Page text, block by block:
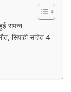
संपन्न
सिपाही सहित 4